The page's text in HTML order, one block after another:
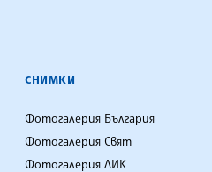
СНИМКИ
Фотогалерия България
Фотогалерия Свят
Фотогалерия ЛИК